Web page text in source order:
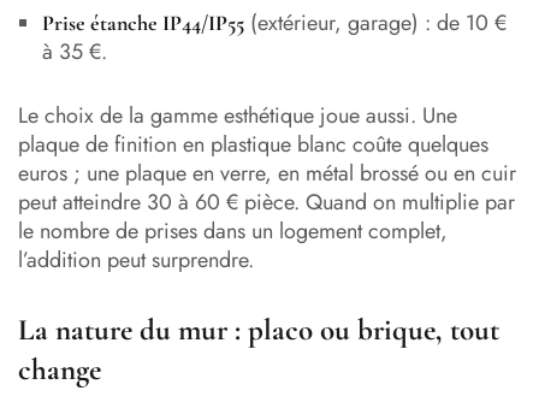
Prise étanche IP44/IP55(extérieur, garage) : de 10 €
à 35 €.
Le choix de la gamme esthétique joue aussi. Une
plaque de finition en plastique blanc coûte quelques
euros ; une plaque en verre, en métal brossé ou en cuir
peut atteindre 30 à 60 € pièce. Quand on multiplie par
le nombre de prises dans un logement complet,
l’addition peut surprendre.
La nature du mur : placo ou brique, tout
change